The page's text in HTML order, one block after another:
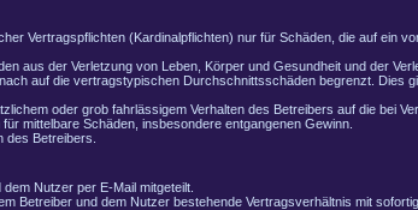
Vertragspflichten (Kardinalpflichten) nur für Schäden, die auf ein
aus der Verletzung von Leben, Körper und Gesundheit und der
auf die vertragstypischen Durchschnittsschäden begrenzt. Dies
oder grob fahrlässigem Verhalten des Betreibers auf die bei
mittelbare Schäden, insbesondere entgangenen Gewinn.
des Betreibers.
Nutzer per E-Mail mitgeteilt.
Betreiber und dem Nutzer bestehende Vertragsverhältnis mit